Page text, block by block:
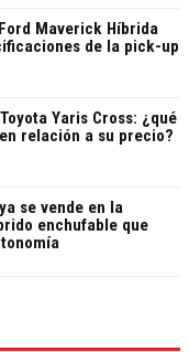
Maverick Híbrida
de la pick-up
Yaris Cross: ¿qué
relación a su precio?
se vende en la
enchufable que